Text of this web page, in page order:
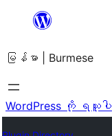
အကြောင်းအရာ
ကျော်သွား
ရန်
မြန်မာ | Burmese
WordPress ကို ရယူပါ